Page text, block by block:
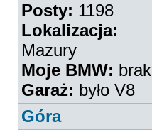
Posty: 1198
Lokalizacja:
Mazury
Moje BMW: brak
Garaż: było V8
Góra